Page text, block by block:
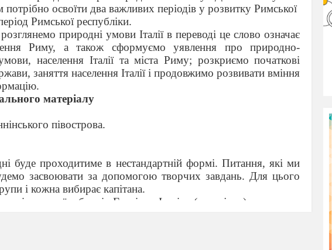
потрібно освоїти два важливих періодів у розвитку Римської
Римської республіки.
природні умови Італії в переводі це слово означає
Риму, а також сформуємо уявлення про природно-
населення Італії та міста Риму; розкриємо початкові
заняття населення Італії і продовжимо розвивати вміння
матеріалу
півострова.
буде проходитиме в нестандартній формі. Питання, які ми
засвоювати за допомогою творчих завдань. Для цього
і кожна вибирає капітана.
таблиці «Греція та Італія» ( перевірка)